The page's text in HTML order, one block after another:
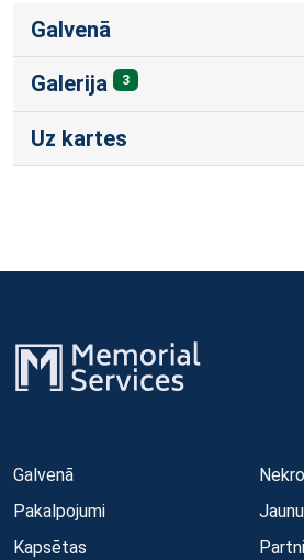
Galvenā
Galerija 3
Uz kartes
Galvenā
Pakalpojumi
Kapsētas